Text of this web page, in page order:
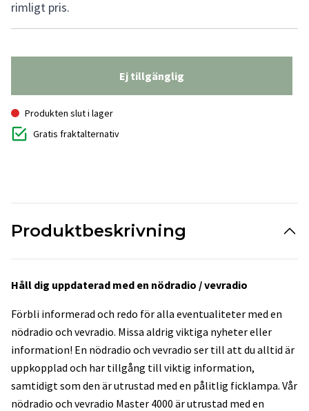
rimligt pris.
Ej tillgänglig
Produkten slut i lager
Gratis fraktalternativ
Produktbeskrivning
Håll dig uppdaterad med en nödradio / vevradio
Förbli informerad och redo för alla eventualiteter med en
nödradio och vevradio. Missa aldrig viktiga nyheter eller
information! En nödradio och vevradio ser till att du alltid är
uppkopplad och har tillgång till viktig information,
samtidigt som den är utrustad med en pålitlig ficklampa. Vår
nödradio och vevradio Master 4000 är utrustad med en